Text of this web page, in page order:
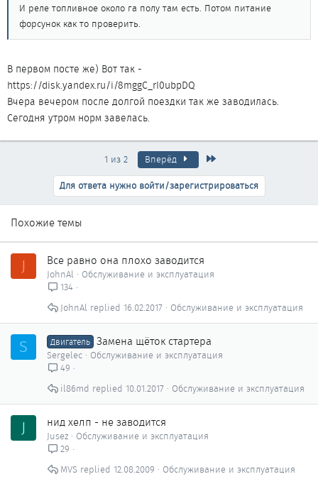
И реле топливное около га полу там есть. Потом питание
форсунок как то проверить.
В первом посте же) Вот так -
https://disk.yandex.ru/i/8mggC_rI0ubpDQ
Вчера вечером после долгой поездки так же заводилась.
Сегодня утром норм завелась.
1 из 2 Вперёд
Для ответа нужно войти/зарегистрироваться
Похожие темы
J Все равно она плохо заводится
JohnAl
Обслуживание и эксплуатация
134
Обслуживание и эксплуатация
16.02.2017
JohnAl
S Двигатель Замена щёток стартера
Sergelec
Обслуживание и эксплуатация
49
Обслуживание и эксплуатация
10.01.2017
il86md
J нид хелп - не заводится
Jusez
Обслуживание и эксплуатация
29
Обслуживание и эксплуатация
12.08.2009
MVS